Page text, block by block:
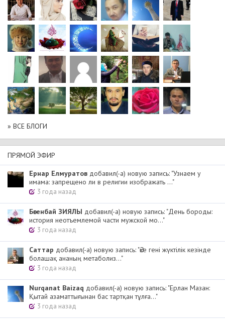
» ВСЕ БЛОГИ
ПРЯМОЙ ЭФИР
Ернар Елмуратов добавил(-а) новую запись: "Узнаем у
имама: запрещено ли в религии изображать ..."
3 года назад
Бөгенбай ЗИЯЛЫ добавил(-а) новую запись: "День бороды:
история неотъемлемой части мужской мо..."
3 года назад
Cаттар добавил(-а) новую запись: "Әке гені жүктілік кезінде
болашақ ананың метаболиз..."
3 года назад
Nurqanat Baizaq добавил(-а) новую запись: "Ерлан Мазан:
Қытай азаматтығынан бас тартқан тұлға..."
3 года назад